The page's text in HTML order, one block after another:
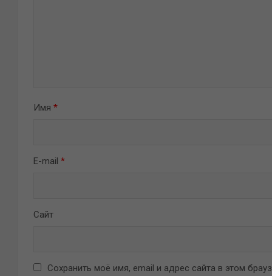
Имя *
E-mail *
Сайт
Сохранить моё имя, email и адрес сайта в этом